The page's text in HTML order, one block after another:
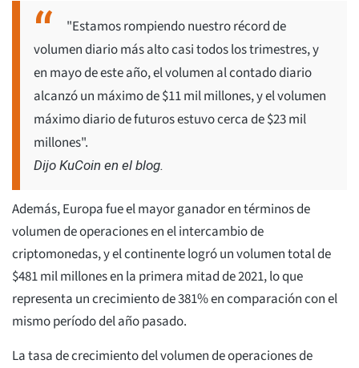
"Estamos rompiendo nuestro récord de
volumen diario más alto casi todos los trimestres, y
en mayo de este año, el volumen al contado diario
alcanzó un máximo de $11 mil millones, y el volumen
máximo diario de futuros estuvo cerca de $23 mil
millones".
Dijo KuCoin en el blog.
Además, Europa fue el mayor ganador en términos de
volumen de operaciones en el intercambio de
criptomonedas, y el continente logró un volumen total de
$481 mil millones en la primera mitad de 2021, lo que
representa un crecimiento de 381% en comparación con el
mismo período del año pasado.
La tasa de crecimiento del volumen de operaciones de